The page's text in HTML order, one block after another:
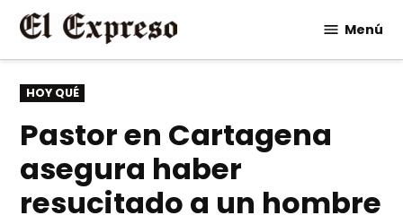
Saltar
contenido
Menú
PUBLICADO
EN
HOY QUÉ
Pastor en Cartagena
asegura haber
resucitado a un hombre